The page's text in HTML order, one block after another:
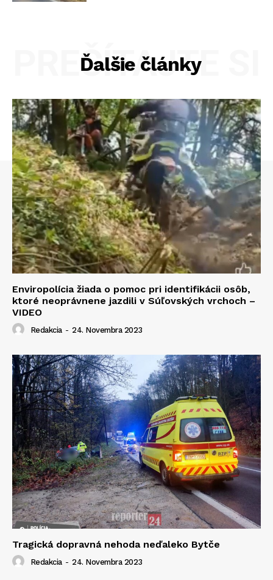
Ďalšie články
PREČÍTAJTE SI
Enviropolícia žiada o pomoc pri identifikácii osôb,
ktoré neoprávnene jazdili v Súľovských vrchoch –
VIDEO
Redakcia - 24. Novembra 2023
Tragická dopravná nehoda neďaleko Bytče
Redakcia - 24. Novembra 2023